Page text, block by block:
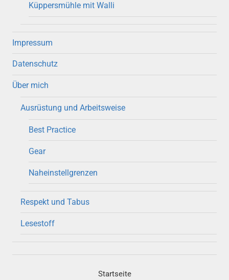
Küppersmühle mit Walli
Impressum
Datenschutz
Über mich
Ausrüstung und Arbeitsweise
Best Practice
Gear
Naheinstellgrenzen
Respekt und Tabus
Lesestoff
Startseite